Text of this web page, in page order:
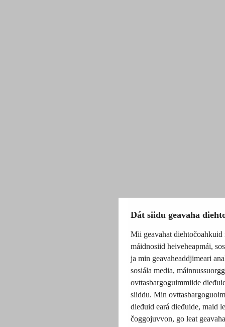
Dát siidu geavaha
Mii geavahat
máidnosiid heiveheapmái,
ja min geavaheaddjimeari
sosiála media,
ovttasbargoguimmiide
siiddu. Min
dieđuid eará dieđuide, maid
čoggojuvvon, go leat